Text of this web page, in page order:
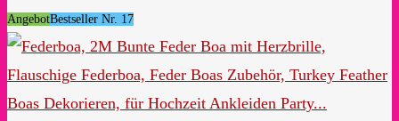
AngebotBestseller Nr. 17